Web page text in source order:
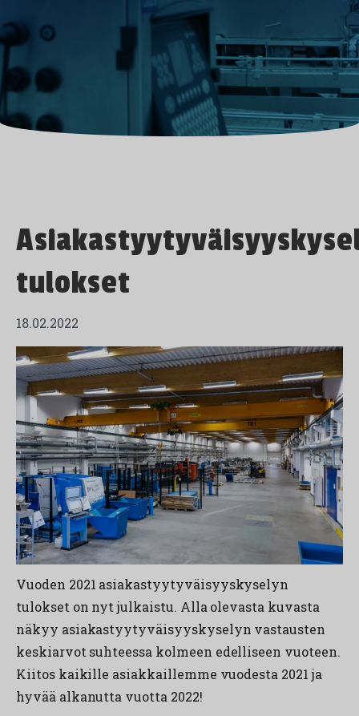
tulokset
18.02.2022
Vuoden 2021 asiakastyytyväisyyskyselyn
tulokset on nyt julkaistu. Alla olevasta kuvasta
näkyy asiakastyytyväisyyskyselyn vastausten
keskiarvot suhteessa kolmeen edelliseen vuoteen.
Kiitos kaikille asiakkaillemme vuodesta 2021 ja
hyvää alkanutta vuotta 2022!